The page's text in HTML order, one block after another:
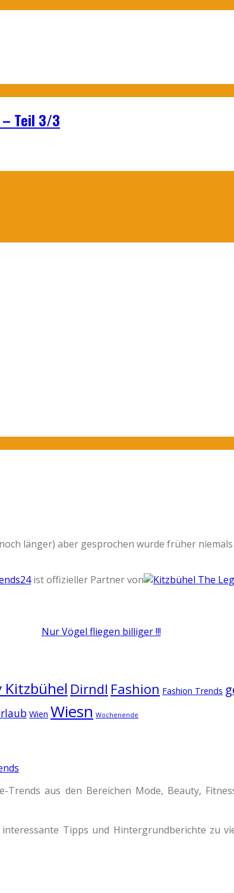
Teil 3/3
länger) aber gesprochen wurde früher
ist offizieller Partner von
Nur Vögel fliegen billiger !!!
Kitzbühel Dirndl Fashion Fashion Trends
Wien Wiesn Wochenende
aus den Bereichen Mode, Beauty,
Tipps und Hintergrundberichte zu